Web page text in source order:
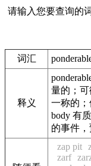
请输入您要查询的
词汇
释义
量的；
一称的；
body 有
的事件，
zap pit
zarf